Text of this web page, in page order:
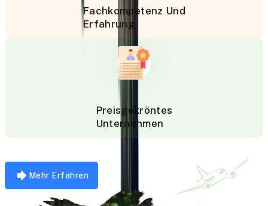
Fachkompetenz Und
Erfahrung
Preisgekröntes
Unternehmen
Mehr Erfahren